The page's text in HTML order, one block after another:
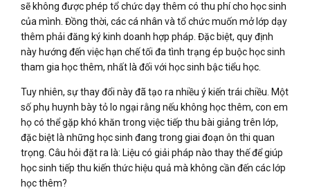
sẽ không được phép tổ chức dạy thêm có thu phí cho học sinh
của mình. Đồng thời, các cá nhân và tổ chức muốn mở lớp dạy
thêm phải đăng ký kinh doanh hợp pháp. Đặc biệt, quy định
này hướng đến việc hạn chế tối đa tình trạng ép buộc học sinh
tham gia học thêm, nhất là đối với học sinh bậc tiểu học.
Tuy nhiên, sự thay đổi này đã tạo ra nhiều ý kiến trái chiều. Một
số phụ huynh bày tỏ lo ngại rằng nếu không học thêm, con em
họ có thể gặp khó khăn trong việc tiếp thu bài giảng trên lớp,
đặc biệt là những học sinh đang trong giai đoạn ôn thi quan
trọng. Câu hỏi đặt ra là: Liệu có giải pháp nào thay thế để giúp
học sinh tiếp thu kiến thức hiệu quả mà không cần đến các lớp
học thêm?